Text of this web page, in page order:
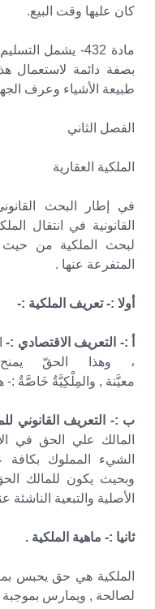
كان عليها وقت البيع.
مادة 432- يشمل
بصفة دائمة لاستعمال
طبيعة الأشياء وعرف
الفصل الثاني
الملكية العقارية
في إطار البحث
القانونية في انتقال
لبحث الملكية من حيث
المتفرعة عنها .
أولا :- تعريف الملكية :-
أ :- التعريف الاقتصادي :-
، وهذا الحقّ يمنح
معيَّنة , والمِلْكِيَّةٌ خَاصَّةٌ
ب :- التعريف القانوني
المالك علي الحق في
الشيء المملوك بكافة
وبحيث يكون للمالك
الأصلية والتبعية الناشئة
ثانيا :- ماهية الملكية .
الملكية هي حق يحبس
لصالحة , ويمارس بموجبة